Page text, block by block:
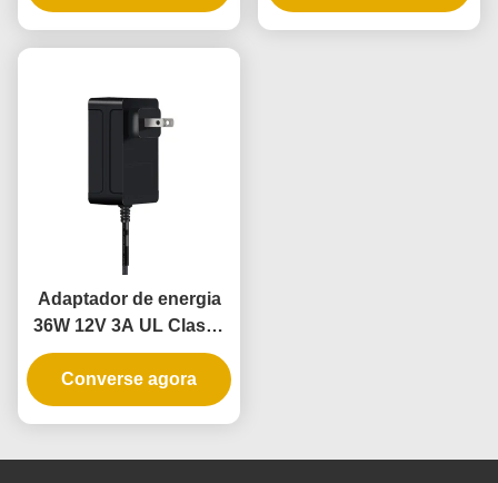
câmeras de CCTV
LED
Adaptador de energia
36W 12V 3A UL Classe
2 para Fitas de Luz LED
com 3 anos de garantia
e baixa voltagem
Converse agora